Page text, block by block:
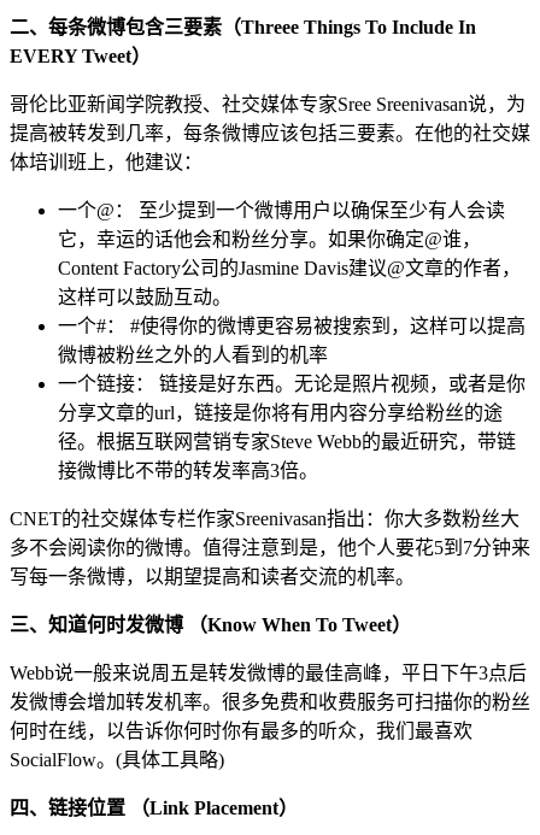
二、每条微博包含三要素（Threee Things To Include In
EVERY Tweet）
哥伦比亚新闻学院教授、社交媒体专家Sree Sreenivasan说，为
提高被转发到几率，每条微博应该包括三要素。在他的社交媒
体培训班上，他建议：
一个@： 至少提到一个微博用户以确保至少有人会读
它，幸运的话他会和粉丝分享。如果你确定@谁，
Content Factory公司的Jasmine Davis建议@文章的作者，
这样可以鼓励互动。
一个#： #使得你的微博更容易被搜索到，这样可以提高
微博被粉丝之外的人看到的机率
一个链接： 链接是好东西。无论是照片视频，或者是你
分享文章的url，链接是你将有用内容分享给粉丝的途
径。根据互联网营销专家Steve Webb的最近研究，带链
接微博比不带的转发率高3倍。
CNET的社交媒体专栏作家Sreenivasan指出：你大多数粉丝大
多不会阅读你的微博。值得注意到是，他个人要花5到7分钟来
写每一条微博，以期望提高和读者交流的机率。
三、知道何时发微博 （Know When To Tweet）
Webb说一般来说周五是转发微博的最佳高峰，平日下午3点后
发微博会增加转发机率。很多免费和收费服务可扫描你的粉丝
何时在线，以告诉你何时你有最多的听众，我们最喜欢
SocialFlow。(具体工具略)
四、链接位置 （Link Placement）